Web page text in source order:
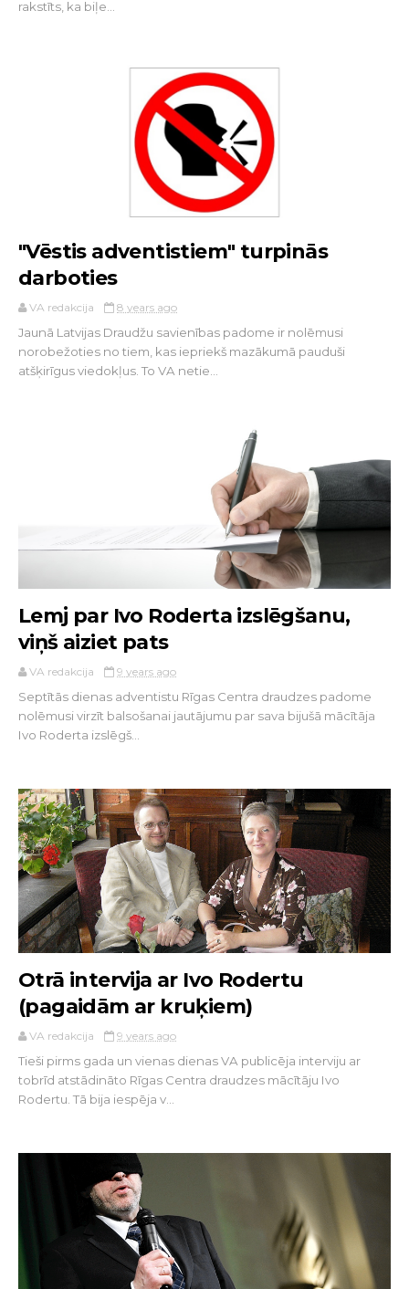
rakstīts, ka biļe...
"Vēstis adventistiem" turpinās
darboties
VA redakcija 8 years ago
Jaunā Latvijas Draudžu savienības padome ir nolēmusi
norobežoties no tiem, kas iepriekš mazākumā pauduši
atšķirīgus viedokļus. To VA netie...
Lemj par Ivo Roderta izslēgšanu,
viņš aiziet pats
VA redakcija 9 years ago
Septītās dienas adventistu Rīgas Centra draudzes padome
nolēmusi virzīt balsošanai jautājumu par sava bijušā mācītāja
Ivo Roderta izslēgš...
Otrā intervija ar Ivo Rodertu
(pagaidām ar kruķiem)
VA redakcija 9 years ago
Tieši pirms gada un vienas dienas VA publicēja interviju ar
tobrīd atstādināto Rīgas Centra draudzes mācītāju Ivo
Rodertu. Tā bija iespēja v...